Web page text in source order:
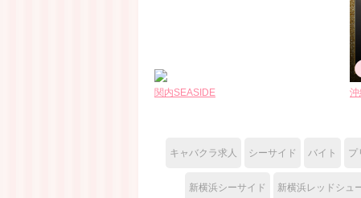
関内SEASIDE
キャバクラ求人 シーサイド バイト プ
新横浜シーサイド 新横浜レッドシュ